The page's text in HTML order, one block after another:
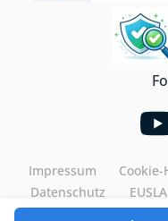
Impressum
Datenschutz
EUSLA